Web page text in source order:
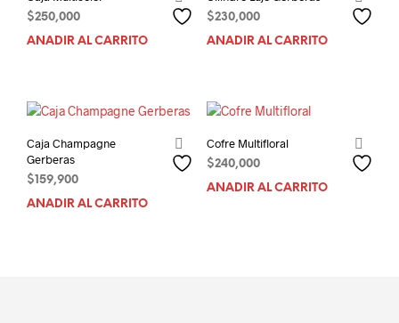
$250,000
AÑADIR AL CARRITO
$230,000
AÑADIR AL CARRITO
Caja Champagne
Gerberas
$ 159,900
AÑADIR AL CARRITO
Cofre Multifloral
$240,000
AÑADIR AL CARRITO